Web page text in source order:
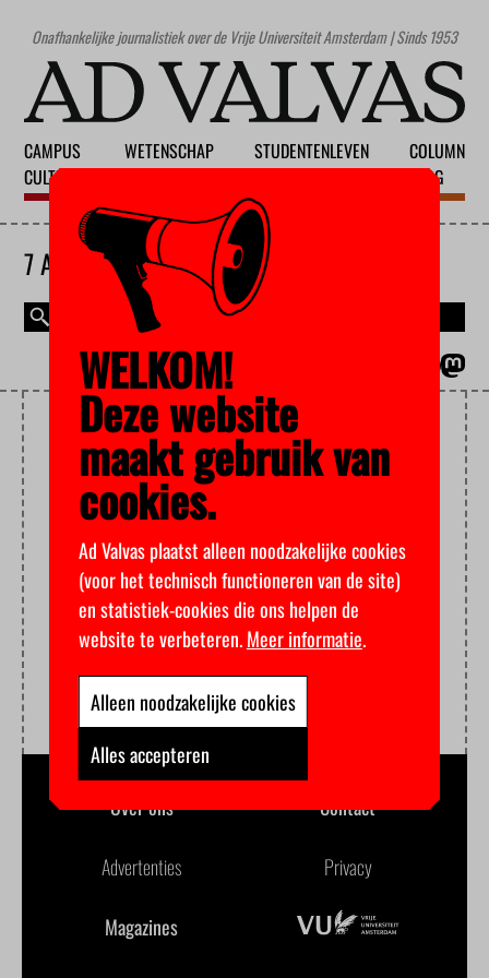
Onafhankelijke journalistiek over de Vrije Universiteit Amsterdam | Sinds 1953
CAMPUS
CULTUUR
WETENSCHAP
STUDENTENLEVEN
COLUMN
BLOG
7 AUGUSTUS 2026
JEUGDWERKLOOSHEID
Over ons Contact
Advertenties Privacy
Magazines
WELKOM!
Deze website
maakt gebruik van
cookies.
Ad Valvas plaatst alleen noodzakelijke cookies
(voor het technisch functioneren van de site)
en statistiek-cookies die ons helpen de
website te verbeteren.Meer informatie.
Alleen noodzakelijke cookies
Alles accepteren